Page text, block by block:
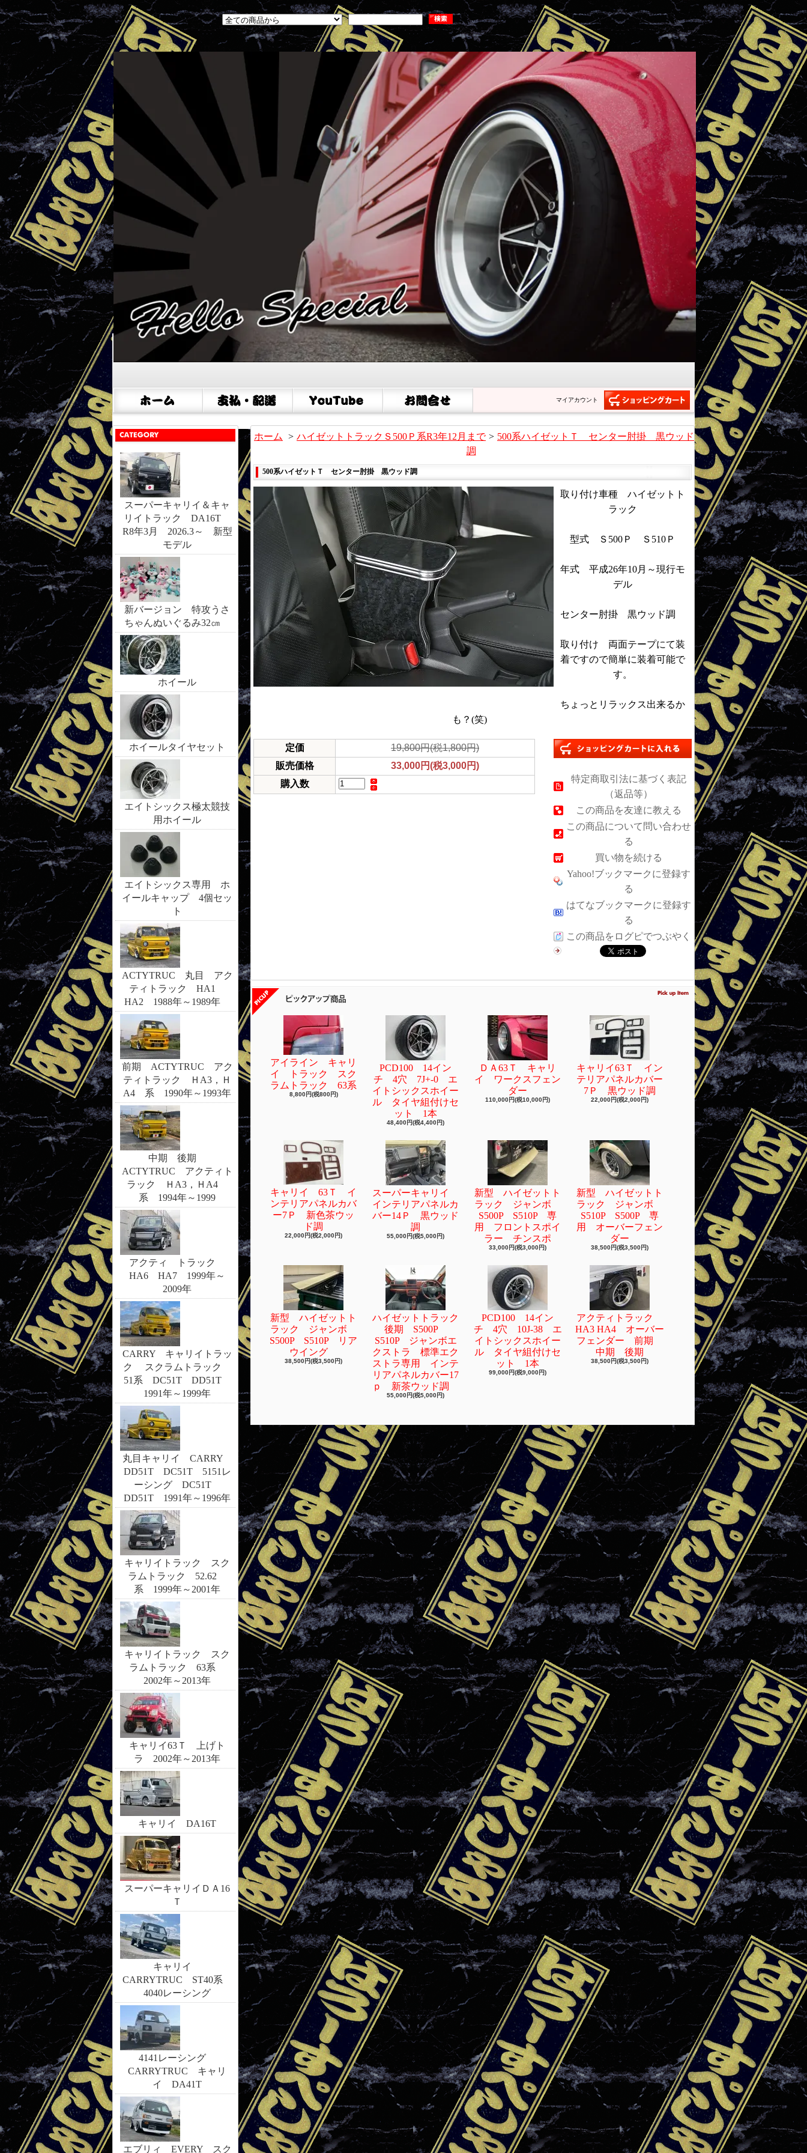
マイアカウント
スーパーキャリイ＆キャ
リイトラック DA16T
R8年3月 2026.3～ 新型
モデル
新バージョン 特攻うさ
ちゃんぬいぐるみ32㎝
ホイール
ホイールタイヤセット
エイトシックス極太競技
用ホイール
エイトシックス専用 ホ
イールキャップ 4個セッ
ト
ACTYTRUC 丸目 アク
ティトラック HA1
HA2 1988年～1989年
前期 ACTYTRUC アク
ティトラック ＨA3，Ｈ
A4 系 1990年～1993年
中期 後期
ACTYTRUC アクティト
ラック ＨA3，ＨA4
系 1994年～1999
アクティ トラック
HA6 HA7 1999年～
2009年
CARRY キャリイトラッ
ク スクラムトラック
51系 DC51T DD51T
1991年～1999年
丸目キャリイ CARRY
DD51T DC51T 5151レ
ーシング DC51T
DD51T 1991年～1996年
キャリイトラック スク
ラムトラック 52.62
系 1999年～2001年
キャリイトラック スク
ラムトラック 63系
2002年～2013年
キャリイ63Ｔ 上げト
ラ 2002年～2013年
キャリイ DA16T
スーパーキャリイＤＡ16
Ｔ
キャリイ
CARRYTRUC ST40系
4040レーシング
4141レーシング
CARRYTRUC キャリ
イ DA41T
エブリィ EVERY スク
ホーム > ハイゼットトラックＳ500Ｐ系R3年12月まで > 500系ハイゼットＴ センター肘掛 黒ウッド
調
500系ハイゼットＴ センター肘掛 黒ウッド調
取り付け車種 ハイゼットト
ラック
型式 Ｓ500Ｐ Ｓ510Ｐ
年式 平成26年10月～現行モ
デル
センター肘掛 黒ウッド調
取り付け 両面テープにて装
着ですので簡単に装着可能で
す。
ちょっとリラックス出来るか
も？(笑)
定価
19,800円(税1,800円)
販売価格
33,000円(税3,000円)
購入数
特定商取引法に基づく表記
（返品等）
この商品を友達に教える
この商品について問い合わせ
る
買い物を続ける
Yahoo!ブックマークに登録す
る
はてなブックマークに登録す
る
この商品をログピでつぶやく
アイライン キャリ
イ トラック スク
ラムトラック 63系
8,800円(税800円)
PCD100 14イン
チ 4穴 7J+-0 エ
イトシックスホイー
ル タイヤ組付けセ
ット 1本
48,400円(税4,400円)
ＤＡ63Ｔ キャリ
イ ワークスフェン
ダー
110,000円(税10,000円)
キャリイ63Ｔ イン
テリアパネルカバー
7Ｐ 黒ウッド調
22,000円(税2,000円)
キャリイ 63Ｔ イ
ンテリアパネルカバ
ー7Ｐ 新色茶ウッ
ド調
22,000円(税2,000円)
スーパーキャリイ
インテリアパネルカ
バー14Ｐ 黒ウッド
調
55,000円(税5,000円)
新型 ハイゼットト
ラック ジャンボ
S500P S510P 専
用 フロントスポイ
ラー チンスポ
33,000円(税3,000円)
新型 ハイゼットト
ラック ジャンボ
S510P S500P 専
用 オーバーフェン
ダー
38,500円(税3,500円)
新型 ハイゼットト
ラック ジャンボ
S500P S510P リア
ウイング
38,500円(税3,500円)
ハイゼットトラック
後期 S500P
S510P ジャンボエ
クストラ 標準エク
ストラ専用 インテ
リアパネルカバー17
ｐ 新茶ウッド調
55,000円(税5,000円)
PCD100 14イン
チ 4穴 10J-38 エ
イトシックスホイー
ル タイヤ組付けセ
ット 1本
99,000円(税9,000円)
アクティトラック
HA3 HA4 オーバー
フェンダー 前期
中期 後期
38,500円(税3,500円)